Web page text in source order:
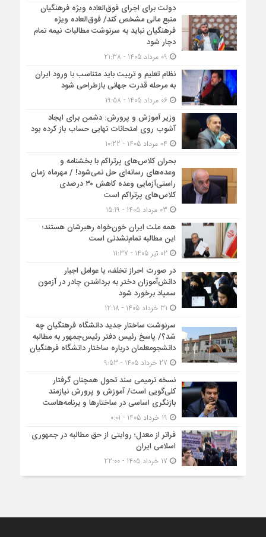
دولت برای اجرای فوق‌العاده ویژه فرهنگیان
منبع مالی مشخص کند/ فوق‌العاده ویژه
فرهنگیان نباید به سرنوشت مطالبات نیمه‌ تمام
دچار شود
نظام تعلیم و تربیت باید متناسب با ورود ایران
به مرحله قدرت جهانی بازطراحی شود
06 مرداد 1405 - 19:58
وزیر آموزش و پرورش: دشمن برای ایجاد
آشوب روی امتحانات نهایی حساب باز کرده بود
بحران کلاس‌های پرتراکم با بخشنامه و
وعده‌های رسانه‌ای حل نمی‌شود! / مهرماه زمان
راستی‌آزمایی وعده کاهش ۳۰ درصدی
کلاس‌های پرتراکم است
همه ملت ایران خون‌خواه رهبرشان هستند؛
این مطالبه تمام‌نشدنی است
در صورت احراز تخلف، با عوامل اجبار
دانش‌آموزان دختر به برداشتن چادر در آزمون
سمپاد برخورد شود
سرنوشت ساختار جدید دانشگاه فرهنگیان چه
شد؟/ پاسخ رئیس دفتر رئیس‌جمهور به مطالبه
دانشجومعلمان درباره ساختار دانشگاه فرهنگیان
نسخه ترمیمی سند تحول همچنان گرفتار
کلی‌گویی است/ آموزش و پرورش نیازمند
بازنگری اساسی در ساختارها و برنامه‌هاست
فراتر از معدل؛ روایتی از حق مطالبه در جمهوری
اسلامی ایران